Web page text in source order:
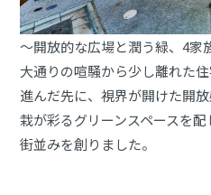
～開放的な広場と潤う緑、4家
大通りの喧騒から少し離れた
進んだ先に、視界が開けた開
栽が彩るグリーンスペースを
街並みを創りました。